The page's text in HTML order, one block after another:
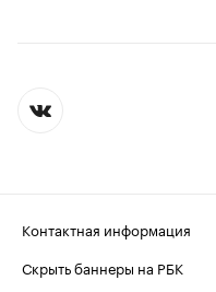
Контактная информация
Скрыть баннеры на РБК